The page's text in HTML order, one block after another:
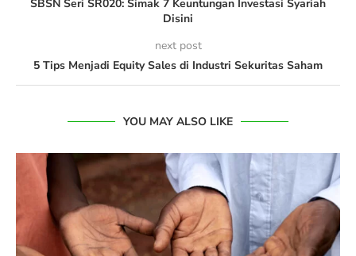
SBSN Seri SR020: Simak 7 Keuntungan Investasi Syariah
Disini
next post
5 Tips Menjadi Equity Sales di Industri Sekuritas Saham
YOU MAY ALSO LIKE